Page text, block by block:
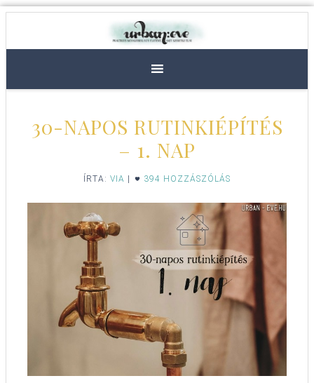
30-NAPOS RUTINKIÉPÍTÉS
– 1. NAP
ÍRTA: VIA 394 HOZZÁSZÓLÁS